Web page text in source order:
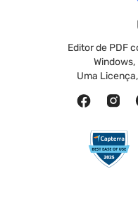
Editor de PDF
Windows,
Uma